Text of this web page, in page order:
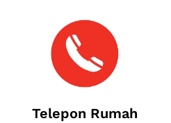
Telepon Rumah